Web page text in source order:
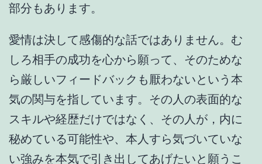
部分もあります。
愛情は決して感傷的な話ではありません。む
しろ相手の成功を心から願って、そのためな
ら厳しいフィードバックも厭わないという本
気の関与を指しています。その人の表面的な
スキルや経歴だけではなく、その人が，内に
秘めている可能性や、本人すら気づいていな
い強みを本気で引き出してあげたいと願うこ